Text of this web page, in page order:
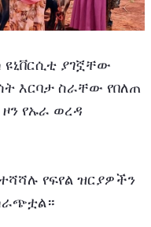
ዩኒቨርሲቲ ያገኟቸው
እርባታ ስራቸው የበለጠ
የኡራ ወረዳ
የፍየል ዝርያዎችን